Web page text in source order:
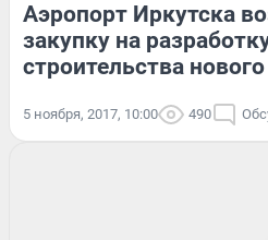
Аэропорт Иркутска
закупку на
строительства
5 ноября, 2017, 10:00 490